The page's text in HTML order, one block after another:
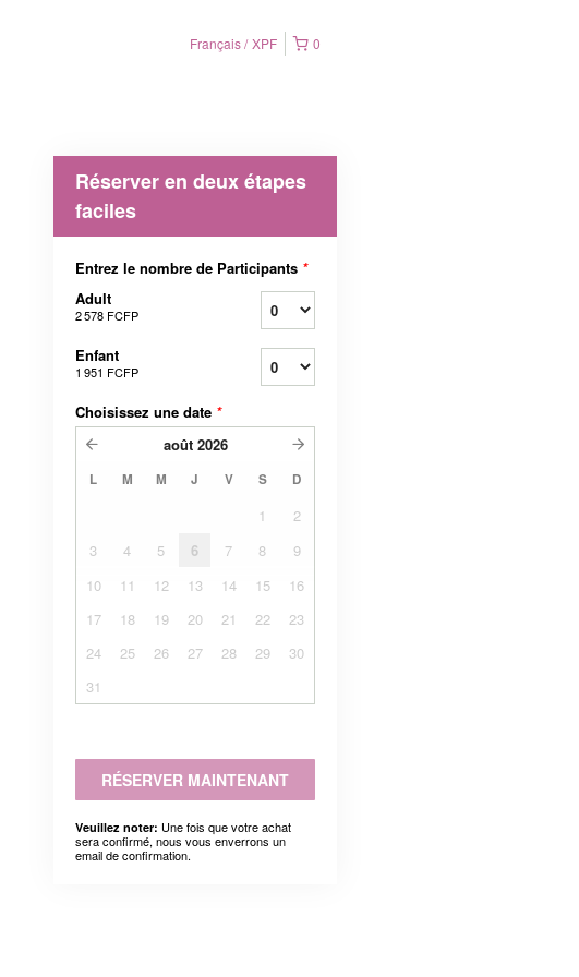
0
Français XPF
Réserver en deux étapes
faciles
Entrez le nombre de Participants *
Adult
2 578 FCFP
Enfant
1 951 FCFP
Choisissez une date *
août 2026
L M M J V S D
1
2
3
4 5 6 7 8
9
10
11 12 13 14 15
16
17
18 19 20 21 22
23
24
25 26 27 28 29
30
31
RÉSERVER MAINTENANT
Veuillez noter: Une fois que votre achat
sera confirmé, nous vous enverrons un
email de confirmation.